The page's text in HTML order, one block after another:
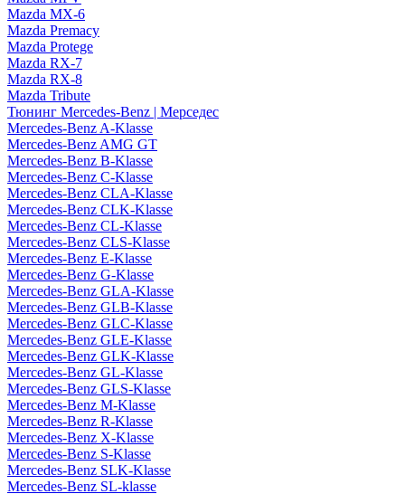
Mazda MX-6
Mazda Premacy
Mazda Protege
Mazda RX-7
Mazda RX-8
Mazda Tribute
Тюнинг Mercedes-Benz | Мерседес
Mercedes-Benz A-Klasse
Mercedes-Benz AMG GT
Mercedes-Benz B-Klasse
Mercedes-Benz C-Klasse
Mercedes-Benz CLA-Klasse
Mercedes-Benz CLK-Klasse
Mercedes-Benz CL-Klasse
Mercedes-Benz CLS-Klasse
Mercedes-Benz E-Klasse
Mercedes-Benz G-Klasse
Mercedes-Benz GLA-Klasse
Mercedes-Benz GLB-Klasse
Mercedes-Benz GLC-Klasse
Mercedes-Benz GLE-Klasse
Mercedes-Benz GLK-Klasse
Mercedes-Benz GL-Klasse
Mercedes-Benz GLS-Klasse
Mercedes-Benz M-Klasse
Mercedes-Benz R-Klasse
Mercedes-Benz X-Klasse
Mercedes-Benz S-Klasse
Mercedes-Benz SLK-Klasse
Mercedes-Benz SL-klasse